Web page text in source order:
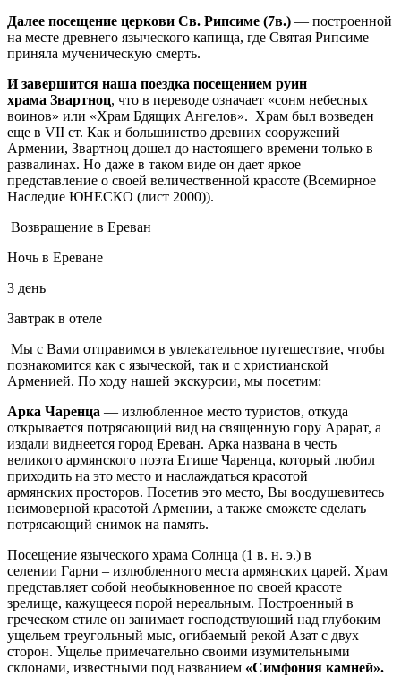
Далее посещение церкови Св. Рипсиме (7в.) — построенной
на месте древнего языческого капища, где Святая Рипсиме
приняла мученическую смерть.
И завершится наша поездка посещением руин
храма Звартноц, что в переводе означает «сонм небесных
воинов» или «Храм Бдящих Ангелов». Храм был возведен
еще в VII ст. Как и большинство древних сооружений
Армении, Звартноц дошел до настоящего времени только в
развалинах. Но даже в таком виде он дает яркое
представление о своей величественной красоте (Всемирное
Наследие ЮНЕСКО (лист 2000)).
Возвращение в Ереван
Ночь в Ереване
3 день
Завтрак в отеле
Мы с Вами отправимся в увлекательное путешествие, чтобы
познакомится как с языческой, так и с христианской
Арменией. По ходу нашей экскурсии, мы посетим:
Арка Чаренца — излюбленное место туристов, откуда
открывается потрясающий вид на священную гору Арарат, а
издали виднеется город Ереван. Арка названа в честь
великого армянского поэта Егише Чаренца, который любил
приходить на это место и наслаждаться красотой
армянских просторов. Посетив это место, Вы воодушевитесь
неимоверной красотой Армении, а также сможете сделать
потрясающий снимок на память.
Посещение языческого храма Солнца (1 в. н. э.) в
селении Гарни – излюбленного места армянских царей. Храм
представляет собой необыкновенное по своей красоте
зрелище, кажущееся порой нереальным. Построенный в
греческом стиле он занимает господствующий над глубоким
ущельем треугольный мыс, огибаемый рекой Азат с двух
сторон. Ущелье примечательно своими изумительными
склонами, известными под названием «Симфония камней».